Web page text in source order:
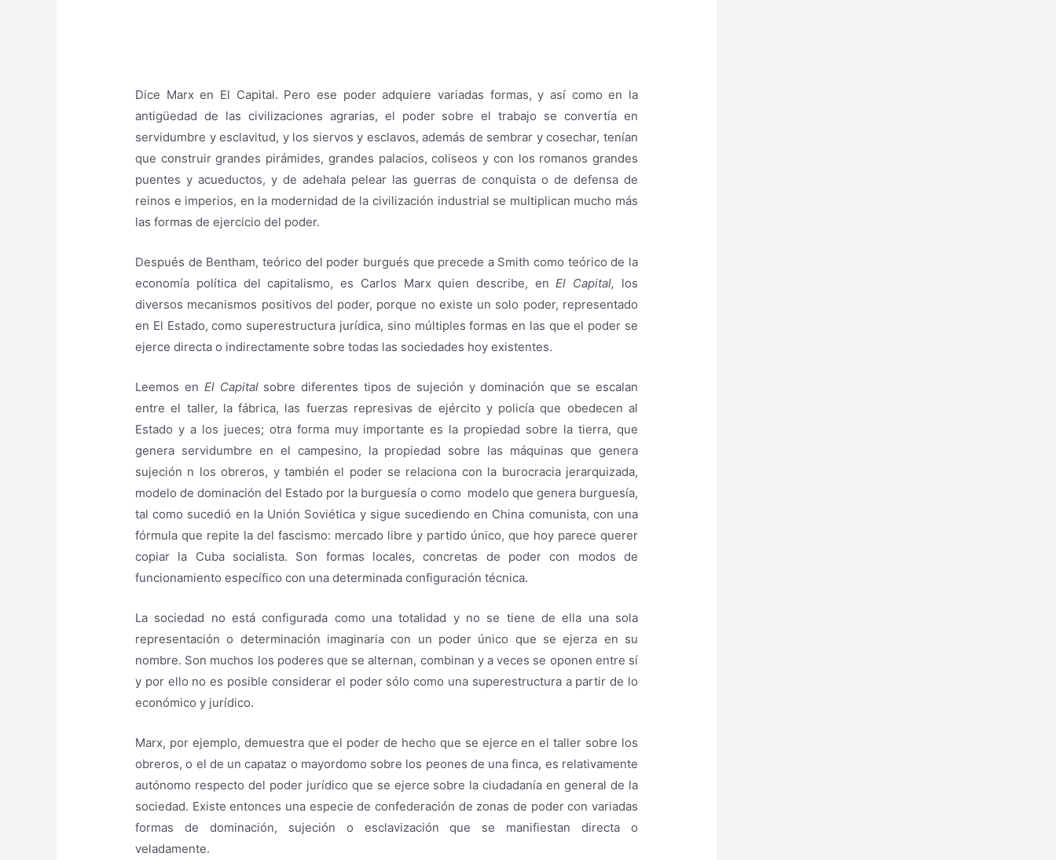
Dice Marx en El Capital. Pero ese poder adquiere variadas formas, y así como en la
antigüedad de las civilizaciones agrarias, el poder sobre el trabajo se convertía en
servidumbre y esclavitud, y los siervos y esclavos, además de sembrar y cosechar, tenían
que construir grandes pirámides, grandes palacios, coliseos y con los romanos grandes
puentes y acueductos, y de adehala pelear las guerras de conquista o de defensa de
reinos e imperios, en la modernidad de la civilización industrial se multiplican mucho más
las formas de ejercicio del poder.
Después de Bentham, teórico del poder burgués que precede a Smith como teórico de la
economía política del capitalismo, es Carlos Marx quien describe, enEl Capital, los
diversos mecanismos positivos del poder, porque no existe un solo poder, representado
en El Estado, como superestructura jurídica, sino múltiples formas en las que el poder se
ejerce directa o indirectamente sobre todas las sociedades hoy existentes.
Leemos en El Capitalsobre diferentes tipos de sujeción y dominación que se escalan
entre el taller, la fábrica, las fuerzas represivas de ejército y policía que obedecen al
Estado y a los jueces; otra forma muy importante es la propiedad sobre la tierra, que
genera servidumbre en el campesino, la propiedad sobre las máquinas que genera
sujeción n los obreros, y también el poder se relaciona con la burocracia jerarquizada,
modelo de dominación del Estado por la burguesía o como modelo que genera burguesía,
tal como sucedió en la Unión Soviética y sigue sucediendo en China comunista, con una
fórmula que repite la del fascismo: mercado libre y partido único, que hoy parece querer
copiar la Cuba socialista. Son formas locales, concretas de poder con modos de
funcionamiento específico con una determinada configuración técnica.
La sociedad no está configurada como una totalidad y no se tiene de ella una sola
representación o determinación imaginaria con un poder único que se ejerza en su
nombre. Son muchos los poderes que se alternan, combinan y a veces se oponen entre sí
y por ello no es posible considerar el poder sólo como una superestructura a partir de lo
económico y jurídico.
Marx, por ejemplo, demuestra que el poder de hecho que se ejerce en el taller sobre los
obreros, o el de un capataz o mayordomo sobre los peones de una finca, es relativamente
autónomo respecto del poder jurídico que se ejerce sobre la ciudadanía en general de la
sociedad. Existe entonces una especie de confederación de zonas de poder con variadas
formas de dominación, sujeción o esclavización que se manifiestan directa o
veladamente.